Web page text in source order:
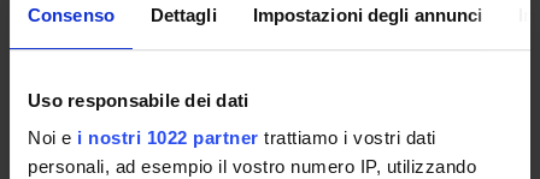
Consenso Dettagli Impostazioni degli annunci
Uso responsabile dei dati
Noi e i nostri 1022 partner trattiamo i vostri dati
personali, ad esempio il vostro numero IP, utilizzando
Credits
4
Period
LEZIONI 1° SEMESTRE
Location
VERONA
Alberto Fenzi